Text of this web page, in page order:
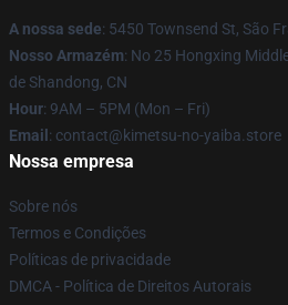
A nossa sede: 5450 Townsend St, São
Nosso Armazém: No 25 Hongxing
de Shandong, CN
Hour: 9AM – 5PM (Mon – Fri)
Email : contact@kimetsu-no-yaiba.store
Nossa empresa
Sobre nós
Termos e Condições
Políticas de privacidade
DMCA - Política de Direitos Autorais